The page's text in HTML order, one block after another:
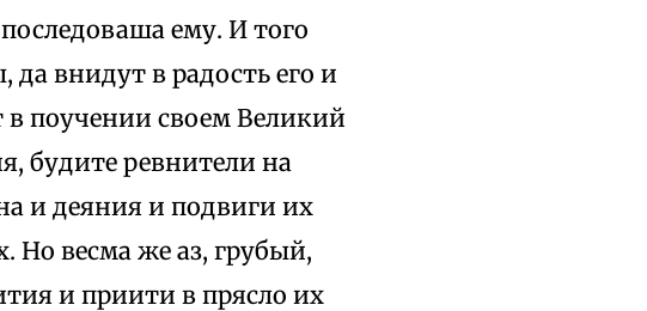
ему. И того
да внидут в радость его и
поучении своем Великий
будите ревнители на
и деяния и подвиги их
Но весма же аз, грубый,
и приити в прясло их